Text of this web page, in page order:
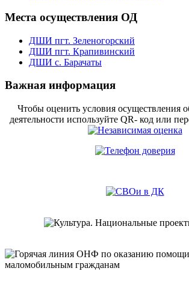
Места осуществления ОД
ДШИ пгт. Зеленогорский
ДШИ пгт. Крапивинский
ДШИ с. Барачаты
Важная информация
Чтобы оценить условия осуществления
деятельности используйте QR- код или